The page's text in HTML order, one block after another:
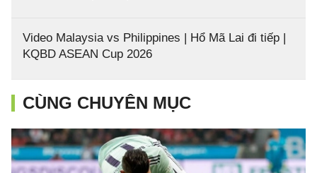
Video Malaysia vs Philippines | Hổ Mã Lai đi tiếp |
KQBD ASEAN Cup 2026
CÙNG CHUYÊN MỤC